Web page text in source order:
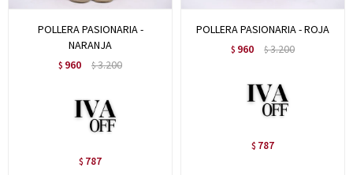
POLLERA PASIONARIA -
NARANJA
$ 960 $3.200
$ 787
POLLERA PASIONARIA - ROJA
$ 960 $3.200
$ 787